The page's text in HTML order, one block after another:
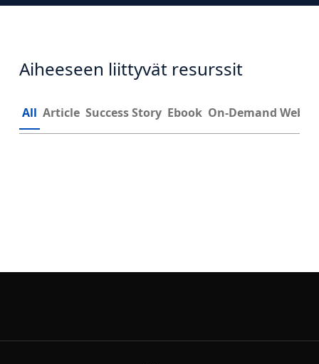
Aiheeseen liittyvät resurssit
All Article Success Story Ebook On-Demand